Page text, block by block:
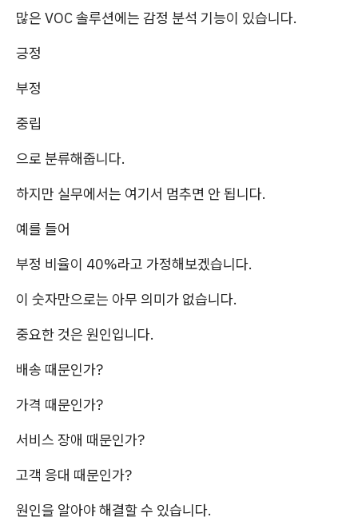
많은 VOC 솔루션에는 감정 분석 기능이 있습니다.
긍정
부정
중립
으로 분류해줍니다.
하지만 실무에서는 여기서 멈추면 안 됩니다.
예를 들어
부정 비율이 40%라고 가정해보겠습니다.
이 숫자만으로는 아무 의미가 없습니다.
중요한 것은 원인입니다.
배송 때문인가?
가격 때문인가?
서비스 장애 때문인가?
고객 응대 때문인가?
원인을 알아야 해결할 수 있습니다.